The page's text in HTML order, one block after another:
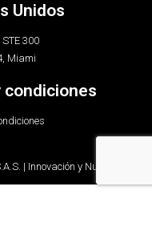
Unidos
300
Miami
condiciones
| Innovación y Nutrición